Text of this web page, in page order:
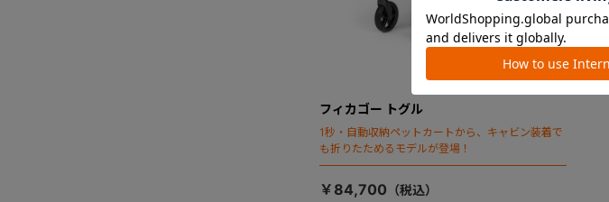
フィカゴー トグル
1秒・自動収納ペットカートから、キャビン装着で
も折りたためるモデルが登場！
￥84,700